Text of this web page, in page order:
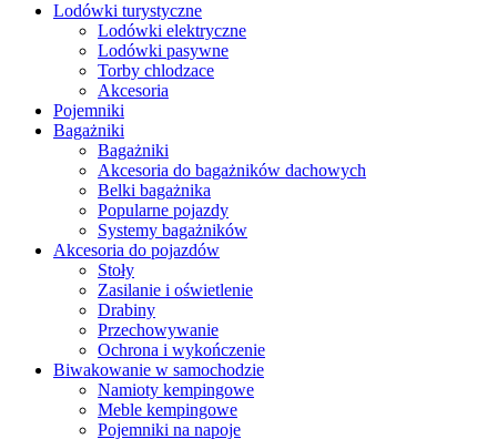
Lodówki turystyczne
Lodówki elektryczne
Lodówki pasywne
Torby chlodzace
Akcesoria
Pojemniki
Bagażniki
Bagażniki
Akcesoria do bagażników dachowych
Belki bagażnika
Popularne pojazdy
Systemy bagażników
Akcesoria do pojazdów
Stoły
Zasilanie i oświetlenie
Drabiny
Przechowywanie
Ochrona i wykończenie
Biwakowanie w samochodzie
Namioty kempingowe
Meble kempingowe
Pojemniki na napoje